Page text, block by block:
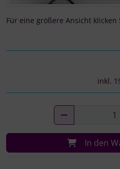
Für eine größere Ansicht klicken
inkl.
In den